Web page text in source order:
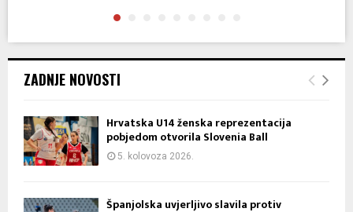
ZADNJE NOVOSTI
Hrvatska U14 ženska reprezentacija
pobjedom otvorila Slovenia Ball
5. kolovoza 2026.
Španjolska uvjerljivo slavila protiv